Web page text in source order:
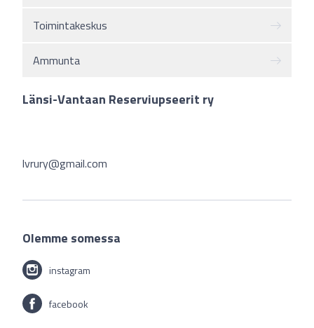
Toimintakeskus
Ammunta
Länsi-Vantaan Reserviupseerit ry
lvrury@gmail.com
Olemme somessa
instagram
facebook